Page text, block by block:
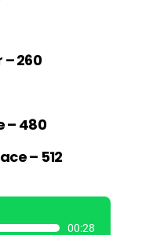
– 260
– 480
– 512
00:28